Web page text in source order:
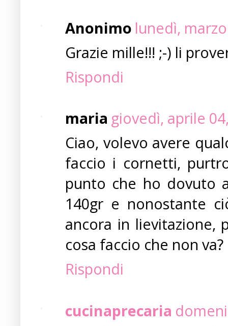
Anonimo lunedì,
Grazie mille!!! ;-) li
Rispondi
maria giovedì, aprile
Ciao, volevo avere
faccio i cornetti,
punto che ho dovuto
140gr e nonostante
ancora in lievitazione,
cosa faccio che non va?
Rispondi
cucinaprecaria